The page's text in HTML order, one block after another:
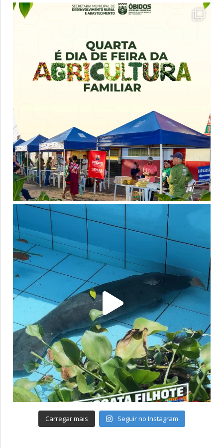
Carregar mais Seguir no Instagram